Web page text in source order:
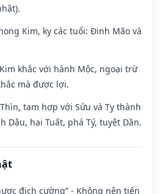
Kim, kỵ các tuổi: Đinh Mão và
khắc với hành Mộc, ngoại trừ
mà được lợi.
tam hợp với Sửu và Tỵ thành
Dậu, hại Tuất, phá Tý, tuyệt Dần.
địch cường” - Không nên tiến